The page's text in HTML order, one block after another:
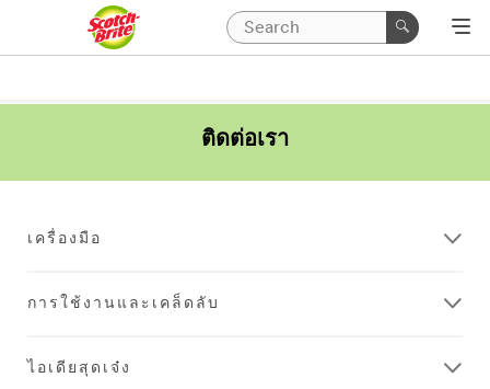
ติดต่อเรา
เครื่องมือ
การใช้งานและเคล็ดลับ
ไอเดียสุดเจ๋ง